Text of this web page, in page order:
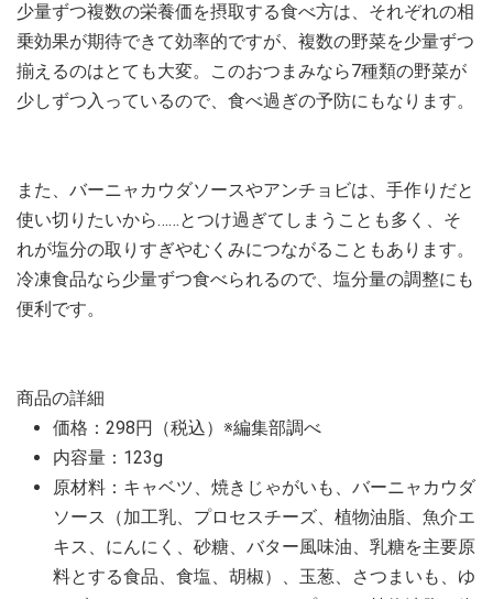
少量ずつ複数の栄養価を摂取する食べ方は、それぞれの相
乗効果が期待できて効率的ですが、複数の野菜を少量ずつ
揃えるのはとても大変。このおつまみなら7種類の野菜が
少しずつ入っているので、食べ過ぎの予防にもなります。
また、バーニャカウダソースやアンチョビは、手作りだと
使い切りたいから……とつけ過ぎてしまうことも多く、そ
れが塩分の取りすぎやむくみにつながることもあります。
冷凍食品なら少量ずつ食べられるので、塩分量の調整にも
便利です。
商品の詳細
価格：298円（税込）※編集部調べ
内容量：123g
原材料：キャベツ、焼きじゃがいも、バーニャカウダ
ソース（加工乳、プロセスチーズ、植物油脂、魚介エ
キス、にんにく、砂糖、バター風味油、乳糖を主要原
料とする食品、食塩、胡椒）、玉葱、さつまいも、ゆ